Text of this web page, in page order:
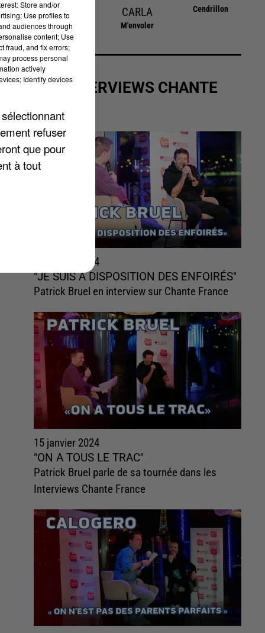
BALAVOINE
Sauver L'amour
CARLA
M'envoler
Cendrillon
LES INTERVIEWS CHANTE
15 janvier 2024
"JE SUIS À DISPOSITION DES ENFOIRÉS"
Patrick Bruel en interview sur Chante France
15 janvier 2024
"ON A TOUS LE TRAC"
Patrick Bruel parle de sa tournée dans les
Interviews Chante France
Store and/or
Use profiles to
audiences through
content; Use
fraud, and fix errors;
process personal
actively
Identify devices
refuser
que pour
à tout